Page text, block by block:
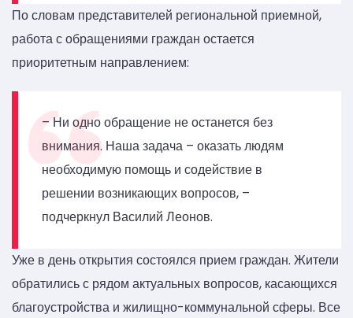
По словам представителей региональной приемной,
работа с обращениями граждан остается
приоритетным направлением:
– Ни одно обращение не останется без
внимания. Наша задача – оказать людям
необходимую помощь и содействие в
решении возникающих вопросов, –
подчеркнул Василий Леонов.
Уже в день открытия состоялся прием граждан. Жители
обратились с рядом актуальных вопросов, касающихся
благоустройства и жилищно-коммунальной сферы. Все